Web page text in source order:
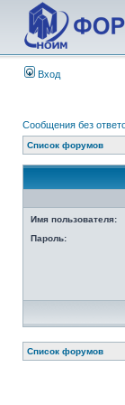
Вход
Сообщения без
Список форумов
Имя пользователя:
Пароль:
Список форумов